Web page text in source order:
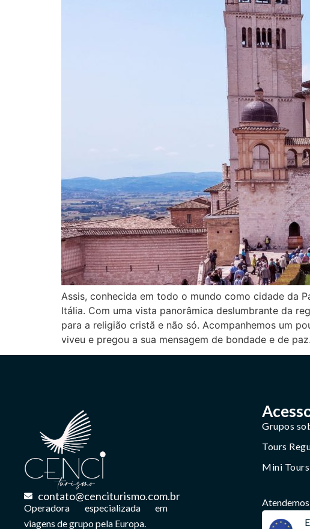
Assis, conhecida em todo o mundo como cidade da
Itália. Com uma vista panorâmica deslumbrante da
para a religião cristã e não só. Acompanhemos um
viveu e pregou a sua mensagem de bondade e de paz.
contato@cenciturismo.com.br
Operadora especializada em
viagens de grupo pela Europa.
Grupos
Tours
Mini Tours